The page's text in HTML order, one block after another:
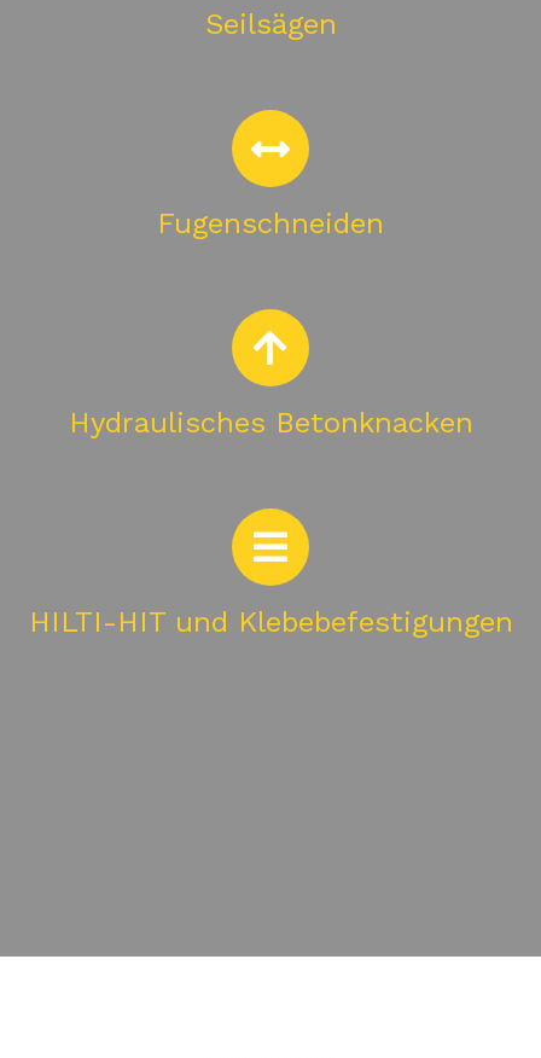
Seilsägen
Fugenschneiden
Hydraulisches Betonknacken
HILTI-HIT und Klebebefestigungen